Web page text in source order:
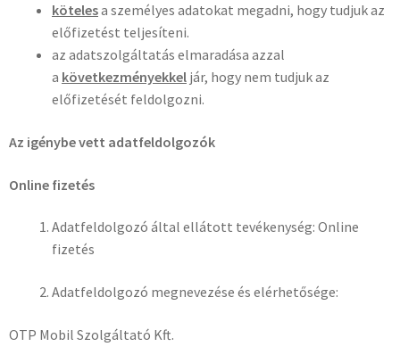
kötelesa személyes adatokat megadni, hogy tudjuk az
előfizetést teljesíteni.
az adatszolgáltatás elmaradása azzal
a következményekkel jár, hogy nem tudjuk az
előfizetését feldolgozni.
Az igénybe vett adatfeldolgozók
Online fizetés
Adatfeldolgozó által ellátott tevékenység: Online
fizetés
Adatfeldolgozó megnevezése és elérhetősége:
OTP Mobil Szolgáltató Kft.